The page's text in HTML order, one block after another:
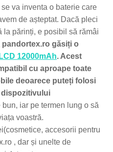
va inventa o baterie care
de așteptat. Dacă pleci
la părinți, e posibil să rămâi
pandortex.ro găsiți o
12000mAh. Acest
cu aproape toate
deoarece puteți folosi
dispozitivului
bun, iar pe termen lung o să
voastră.
accesorii pentru
, dar și unelte de